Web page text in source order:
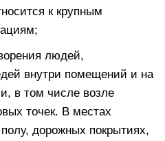
к крупным
людей,
внутри помещений и на
в том числе возле
точек. В местах
дорожных покрытиях,